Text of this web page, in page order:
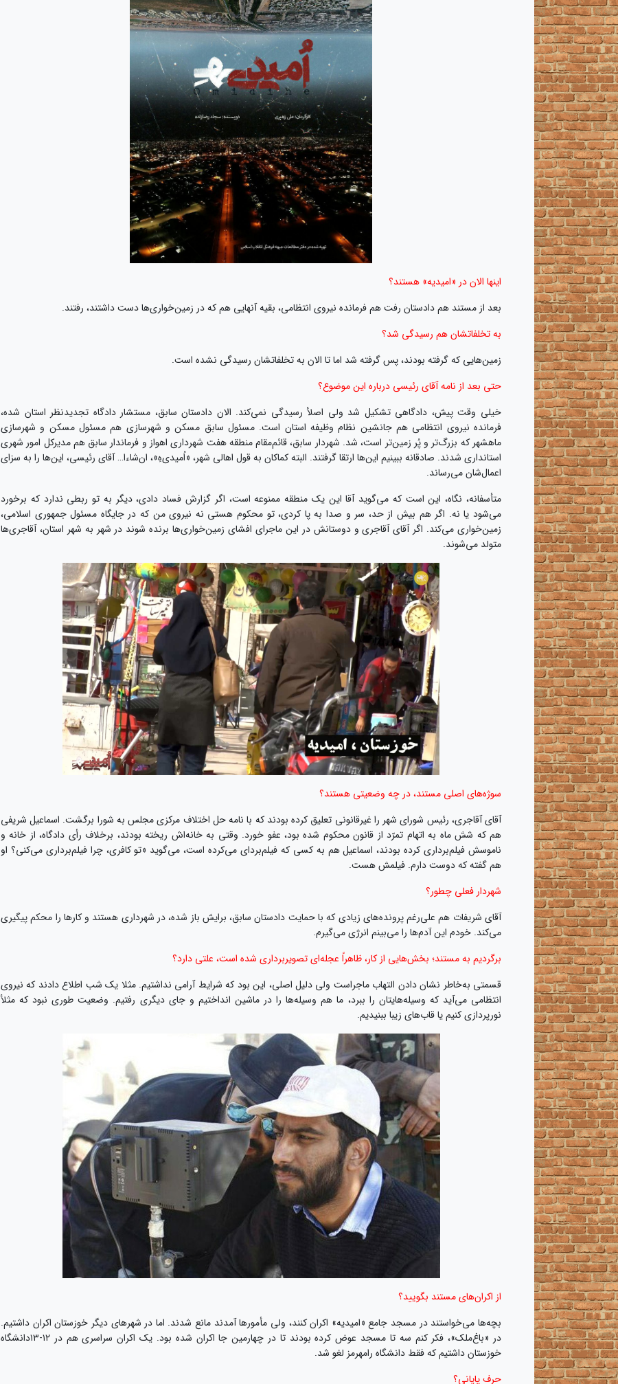
اینها الان در «امیدیه» هستند؟
بعد از مستند هم دادستان رفت هم فرمانده نیروی انتظامی، بقیه آنهایی هم که در زمین‌خواری‌ها دست داشتند، رفتند.
به تخلفاتشان هم رسیدگی شد؟
زمین‌هایی که گرفته بودند، پس گرفته شد اما تا الان به تخلفاتشان رسیدگی نشده است.
حتی بعد از نامه آقای رئیسی درباره این موضوع؟
خیلی وقت پیش، دادگاهی تشکیل شد ولی اصلأ رسیدگی نمی‌کند. الان دادستان سابق، مستشار دادگاه تجدیدنظر استان شده،
فرمانده نیروی انتظامی هم جانشین نظام وظیفه استان است. مسئول سابق مسکن و شهرسازی هم مسئول مسکن و شهرسازی
ماهشهر که بزرگ‌تر و پُر زمین‌تر است، شد. شهردار سابق، قائم‌مقام منطقه هفت شهرداری اهواز و فرماندار سابق هم مدیرکل امور شهری
استانداری شدند. صادقانه ببینیم این‌ها ارتقا گرفتند. البته کماکان به قول اهالی شهر، «اُمیدی‌هِ»، ان‌شاءا… آقای رئیسی، این‌ها را به سزای
اعمال‌شان می‌رساند.
متأسفانه، نگاه، این است که می‌گوید آقا این یک منطقه ممنوعه است، اگر گزارش فساد دادی، دیگر به تو ربطی ندارد که برخورد
‌می‌شود یا نه. اگر هم بیش از حد، سر و صدا به پا کردی، تو محکوم هستی نه نیروی من که در جایگاه مسئول جمهوری اسلامی،
زمین‌‎خواری می‌کند. اگر آقای آقاجری و دوستانش در این ماجرای افشای زمین‌خواری‌ها برنده شوند در شهر به شهر استان، آقاجری‌ها
متولد می‌شوند.
سوژه‌های اصلی مستند، در چه وضعیتی‌ هستند؟
آقای آقاجری، رئیس شورای شهر را غیرقانونی تعلیق کرده بودند که با نامه حل اختلاف مرکزی مجلس به شورا برگشت. اسماعیل شریفی
هم که شش ماه به اتهام تمرّد از قانون محکوم شده بود، عفو خورد. وقتی به خانه‌اش ریخته بودند، برخلاف رأی دادگاه، از خانه و
ناموسش فیلم‌برداری کرده بودند، اسماعیل هم به کسی که فیلم‌بردای می‌کرده است، می‌گوید «تو کافری، چرا فیلم‌برداری می‌کنی؟ او
هم گفته که دوست دارم. فیلمش هست.
شهردار فعلی چطور؟
آقای شریفات هم علی‌رغم پرونده‌های زیادی که با حمایت دادستان سابق، برایش باز شده، در شهرداری هستند و کارها را محکم پیگیری
می‌کند. خودم این آدم‌ها را می‌بینم انرژی‌ می‌گیرم.
برگردیم به مستند؛ بخش‌هایی از کار، ظاهراً عجله‌ای تصویربرداری شده است، علتی دارد؟
قسمتی به‌خاطر نشان دادن التهاب ماجراست ولی دلیل اصلی، این بود که شرایط آرامی نداشتیم. مثلا یک شب اطلاع ‌دادند که نیروی
انتظامی می‌آید که وسیله‌هایتان را ببرد، ما هم وسیله‌ها را در ماشین انداختیم و جای دیگری رفتیم. وضعیت طوری نبود که مثلأ
نورپردازی کنیم یا قاب‌های زیبا ببنیدیم.
از اکران‌های مستند بگویید؟
بچه‌ها می‌خواستند در مسجد جامع «امیدیه» اکران کنند، ولی مأمورها آمدند مانع شدند. اما در شهرهای دیگر خوزستان اکران داشتیم.
در «باغ‌ملک»، فکر کنم سه‌ تا مسجد عوض کرده بودند تا در چهارمین جا اکران شده بود. یک اکران سراسری هم در ۱۲-۱۳دانشگاه
خوزستان داشتیم که فقط دانشگاه رامهرمز لغو شد.
حرف پایانی؟